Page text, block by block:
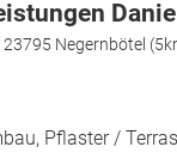
Negernbötel
Pflaster /